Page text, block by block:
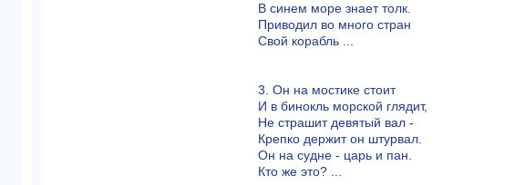
В синем море знает толк.
Приводил во много стран
Свой корабль ...
3. Он на мостике стоит
И в бинокль морской глядит,
Не страшит девятый вал -
Крепко держит он штурвал.
Он на судне - царь и пан.
Кто же это? ...